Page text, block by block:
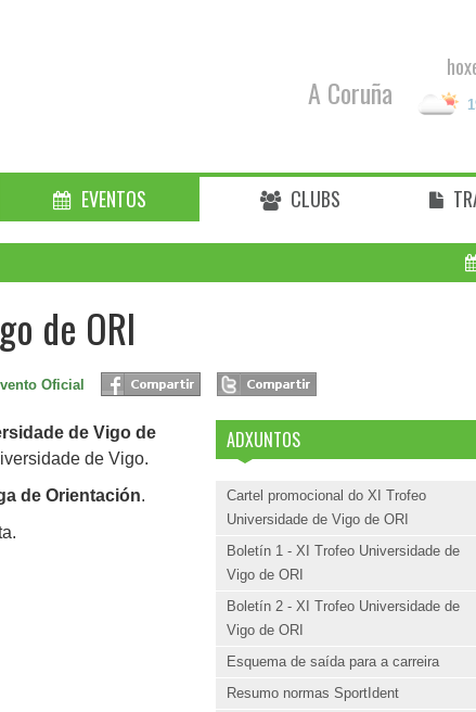
A Coruña
EVENTOS CLUBS
de ORI
Oficial
de Vigo de
de Vigo.
de Orientación.
ADXUNTOS
Cartel promocional do XI Trofeo
Universidade de Vigo de ORI
Boletín 1 - XI Trofeo Universidade de
Vigo de ORI
Boletín 2 - XI Trofeo Universidade de
Vigo de ORI
Esquema de saída para a carreira
Resumo normas SportIdent